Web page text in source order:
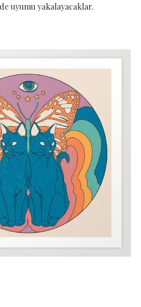
uyumu yakalayacaklar.